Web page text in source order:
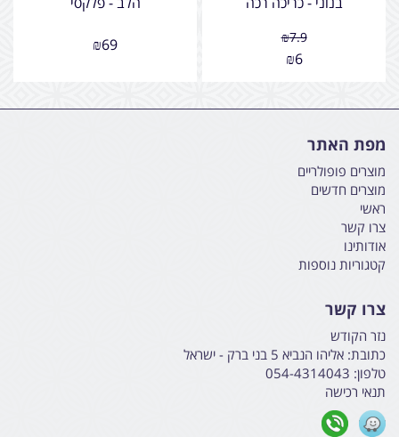
₪7.9
₪6
₪69
מפת האתר
מוצרים פופולריים
מוצרים חדשים
ראשי
צרו קשר
אודותינו
קטגוריות נוספות
צרו קשר
נזר הקודש
כתובת: אליהו הנביא 5 בני ברק - ישראל
טלפון: 054-4314043
תנאי רכישה